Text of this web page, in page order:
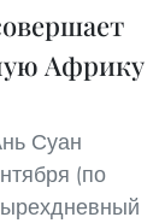
Африку
Суан
(по